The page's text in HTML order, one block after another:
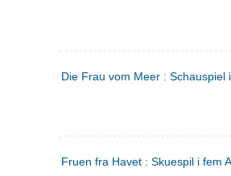
Die Frau vom Meer : Schauspiel
Fruen fra Havet : Skuespil i fem